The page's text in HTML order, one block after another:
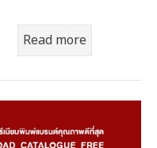
Read more